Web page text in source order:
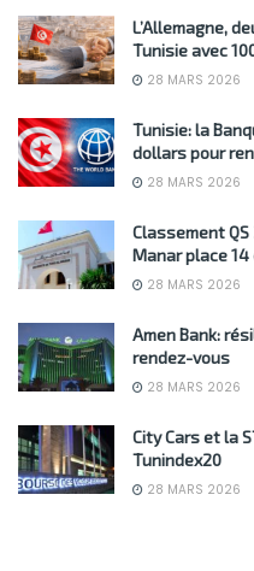
L’Allemagne,
Tunisie avec
28 MARS 2026
Tunisie: la
dollars pour
28 MARS 2026
Classement QS
Manar place
28 MARS 2026
Amen Bank:
rendez-vous
28 MARS 2026
City Cars et la
Tunindex20
28 MARS 2026